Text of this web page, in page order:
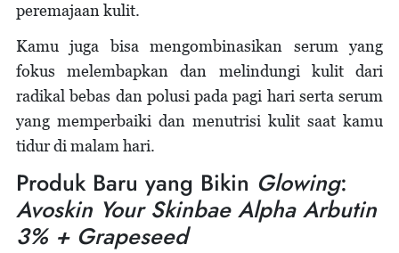
peremajaan kulit.
Kamu juga bisa mengombinasikan serum yang
fokus melembapkan dan melindungi kulit dari
radikal bebas dan polusi pada pagi hari serta serum
yang memperbaiki dan menutrisi kulit saat kamu
tidur di malam hari.
Produk Baru yang Bikin Glowing:
Avoskin Your Skinbae Alpha Arbutin
3% + Grapeseed